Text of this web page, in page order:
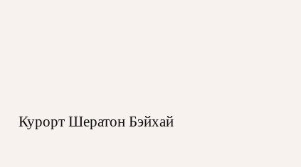
Курорт Шератон Бэйхай